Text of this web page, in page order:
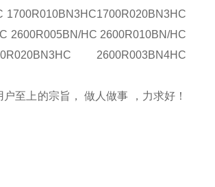
1700R010BN3HC1700R020BN3HC
2600R005BN/HC 2600R010BN/HC
2600R003BN4HC
至上的宗旨， 做人做事 ，力求好！